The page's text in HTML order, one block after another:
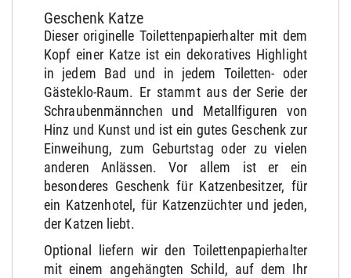
Geschenk Katze
Dieser originelle Toilettenpapierhalter mit dem
Kopf einer Katze ist ein dekoratives Highlight
in jedem Bad und in jedem Toiletten- oder
Gästeklo-Raum. Er stammt aus der Serie der
Schraubenmännchen und Metallfiguren von
Hinz und Kunst und ist ein gutes Geschenk zur
Einweihung, zum Geburtstag oder zu vielen
anderen Anlässen. Vor allem ist er ein
besonderes Geschenk für Katzenbesitzer, für
ein Katzenhotel, für Katzenzüchter und jeden,
der Katzen liebt.
Optional liefern wir den Toilettenpapierhalter
mit einem angehängten Schild, auf dem Ihr